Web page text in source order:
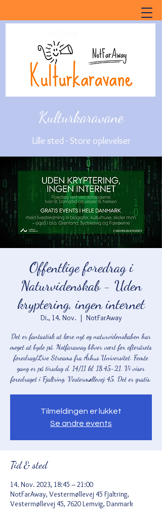
Kulturkaravane
Lille sted - Store oplevelser
Offentlige foredrag i
Naturvidenskab - Uden
kryptering, ingen internet
Di., 14. Nov.
  |
NotFarAway
Det er fantastisk at lære nyt og naturvidenskaben har
meget at byde på. Notfaraway bliver vært for efterårets
foredrag/Live Streams fra Århus Universitet. Femte
gang er på tirsdag d. 14/11 kl. 18.45-21. Vi viser
foredraget i Fjaltring, Vestermøllevej 45. Det er gratis.
Tilmeldingen er lukket
Se andre events
Tid & sted
14. Nov. 2023, 18:45 – 21:00
NotFarAway, Vestermøllevej 45 Fjaltring,
Vestermøllevej 45, 7620 Lemvig, Danmark